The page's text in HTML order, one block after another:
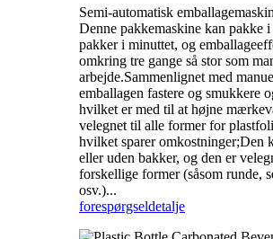
Semi-automatisk
Denne pakkemaskine kan pakke
pakker i minuttet, og
omkring tre gange så stor som
arbejde.Sammenlignet med
emballagen fastere og smukkere
hvilket er med til at højne
velegnet til alle former for
hvilket sparer omkostninger;Den
eller uden bakker, og den er
forskellige former (såsom runde,
osv.)...
forespørgseldetalje